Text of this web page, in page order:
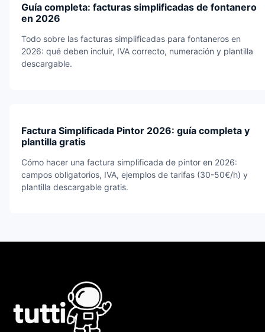
Guía completa: facturas simplificadas de fontanero
en 2026
Todo sobre las facturas simplificadas para fontaneros en
2026: qué deben incluir, IVA correcto, numeración y plantilla
descargable.
Factura Simplificada Pintor 2026: guía completa y
plantilla gratis
Cómo hacer una factura simplificada de pintor en 2026:
campos obligatorios, IVA, ejemplos de tarifas (30-50€/h) y
plantilla descargable gratis.